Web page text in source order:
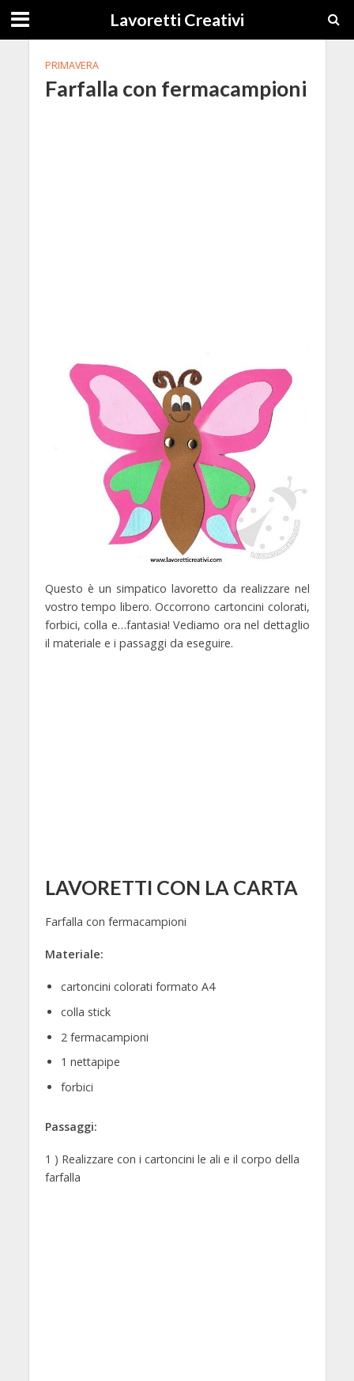
Lavoretti Creativi
PRIMAVERA
Farfalla con fermacampioni
Questo è un simpatico lavoretto da realizzare nel
vostro tempo libero. Occorrono cartoncini colorati,
forbici, colla e…fantasia! Vediamo ora nel dettaglio
il materiale e i passaggi da eseguire.
LAVORETTI CON LA CARTA
Farfalla con fermacampioni
Materiale:
cartoncini colorati formato A4
colla stick
2 fermacampioni
1 nettapipe
forbici
Passaggi:
1 ) Realizzare con i cartoncini le ali e il corpo della
farfalla